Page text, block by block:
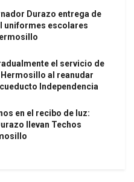
Durazo entrega de
uniformes escolares
el servicio de
al reanudar
Independencia
en el recibo de luz:
llevan Techos